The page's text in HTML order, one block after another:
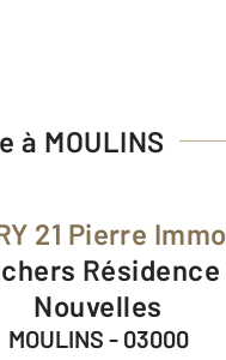
à MOULINS
21 Pierre
Nouvelles
MOULINS - 03000